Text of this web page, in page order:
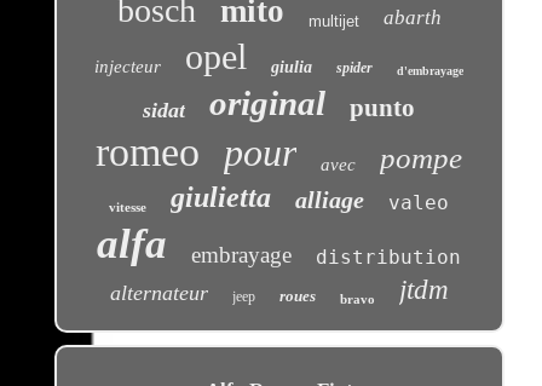
bosch mito multijet abarth
injecteur opel giulia spider d'embrayage
sidat original punto
romeo pour avec pompe
vitesse giulietta alliage valeo
alfa embrayage distribution
alternateur jeep roues bravo jtdm